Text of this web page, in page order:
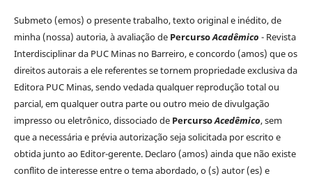
Submeto (emos) o presente trabalho, texto original e inédito, de
minha (nossa) autoria, à avaliação de PercursoAcadêmico - Revista
Interdisciplinar da PUC Minas no Barreiro, e concordo (amos) que os
direitos autorais a ele referentes se tornem propriedade exclusiva da
Editora PUC Minas, sendo vedada qualquer reprodução total ou
parcial, em qualquer outra parte ou outro meio de divulgação
impresso ou eletrônico, dissociado de PercursoAcedêmico, sem
que a necessária e prévia autorização seja solicitada por escrito e
obtida junto ao Editor-gerente. Declaro (amos) ainda que não existe
conflito de interesse entre o tema abordado, o (s) autor (es) e